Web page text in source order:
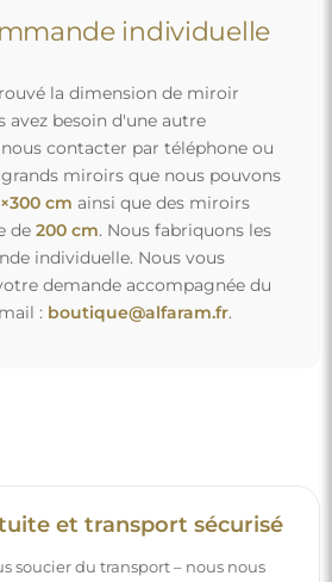
et transport sécurisé
soucier du transport – nous nous
que le miroir que vous avez
sécurité entre vos mains, et ce,
Nous disposons de notre
et de personnel formé, c’est
vous garantir que le miroir arrivera
supplémentaires. Même si vous
de grande taille, vous pouvez
rapide.